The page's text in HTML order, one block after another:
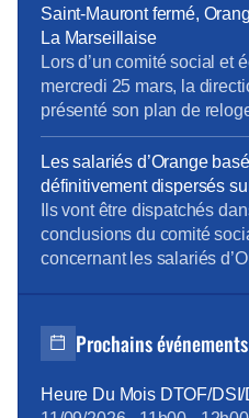
(3e). Orange refuse de
déménagement « au
[…]Orange confirme «
options dans le […]
Saint-Mauront fermé,
La Marseillaise
Lors d’un comité social et
mercredi 25 mars, la
présenté son plan de
[…]Éparpillés façon
n’ont eu de cesse de
successives des sites
Massalia, à Saint-Mauront
prévoit de […]
Les salariés d’Orange
définitivement dispersés
Ils vont être dispatchés
conclusions du comité
concernant les salariés
donc de reloger les 1092
divers sites, dont une
Prochains événements
Heure Du Mois DTOF/